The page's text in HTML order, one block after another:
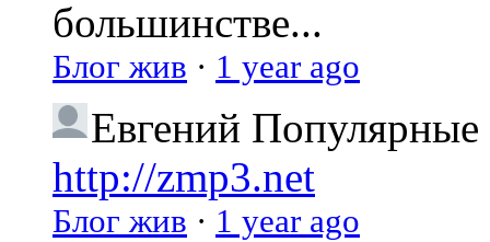
большинстве...
Блог жив · 1 year ago
Евгений Популярные
http://zmp3.net
Блог жив · 1 year ago